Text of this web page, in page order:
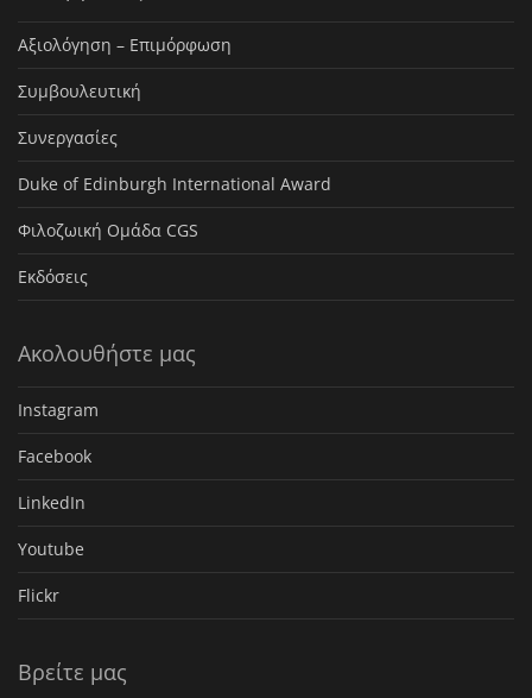
Αξιολόγηση – Επιμόρφωση
Συμβουλευτική
Συνεργασίες
Duke of Edinburgh International Award
Φιλοζωική Ομάδα CGS
Εκδόσεις
Ακολουθήστε μας
Instagram
Facebook
LinkedIn
Youtube
Flickr
Βρείτε μας